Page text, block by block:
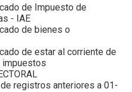
de Impuesto de
- IAE
de bienes o
de estar al corriente de
impuestos
de registros anteriores a 01-